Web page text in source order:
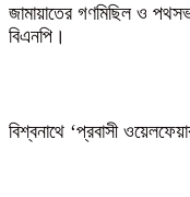
জামায়াতের গণমিছিল ও
বিএনপি।
বিশ্বনাথে ‘প্রবাসী